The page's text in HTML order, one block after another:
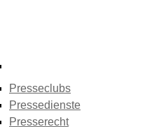
Presseclubs
Pressedienste
Presserecht